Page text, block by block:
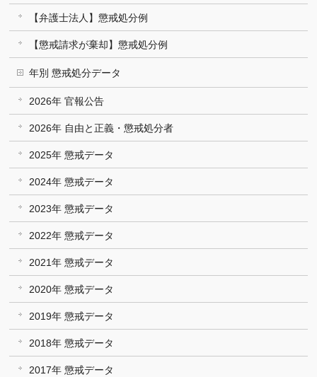
【弁護士法人】懲戒処分例
【懲戒請求が棄却】懲戒処分例
年別 懲戒処分データ
2026年 官報公告
2026年 自由と正義・懲戒処分者
2025年 懲戒データ
2024年 懲戒データ
2023年 懲戒データ
2022年 懲戒データ
2021年 懲戒データ
2020年 懲戒データ
2019年 懲戒データ
2018年 懲戒データ
2017年 懲戒データ